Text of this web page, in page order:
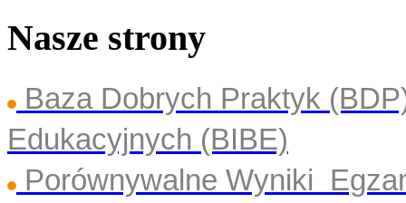
Nasze strony
Baza Dobrych Praktyk
Edukacyjnych (BIBE)
Porównywalne Wyniki